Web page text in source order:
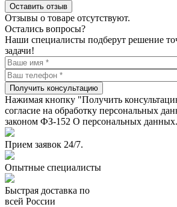
Оставить отзыв
Отзывы о товаре отсутствуют.
Остались вопросы?
Наши специалисты подберут решение
задачи!
Получить консультацию
Нажимая кнопку "Получить
согласие на обработку персональных
законом ФЗ-152 О персональных данных.
Прием заявок 24/7.
Опытные специалисты
Быстрая доставка по
всей России